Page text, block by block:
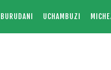
BURUDANI UCHAMBUZI